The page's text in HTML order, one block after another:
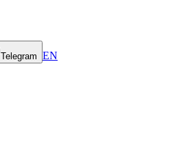
Telegram EN